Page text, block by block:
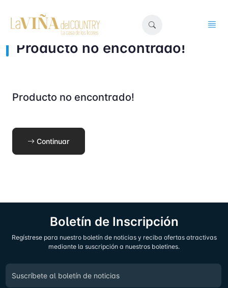
Producto no encontrado!
Producto no encontrado!
Continuar
Boletín de Inscripción
Regístrese para nuestro boletín de noticias y reciba ofertas atractivas
mediante la suscripción a nuestros boletines.